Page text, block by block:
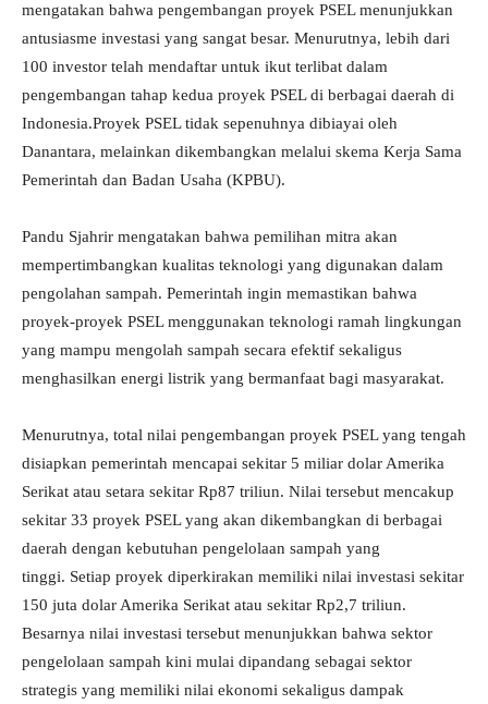
mengatakan bahwa pengembangan proyek PSEL menunjukkan
antusiasme investasi yang sangat besar. Menurutnya, lebih dari
100 investor telah mendaftar untuk ikut terlibat dalam
pengembangan tahap kedua proyek PSEL di berbagai daerah di
Indonesia.Proyek PSEL tidak sepenuhnya dibiayai oleh
Danantara, melainkan dikembangkan melalui skema Kerja Sama
Pemerintah dan Badan Usaha (KPBU).
Pandu Sjahrir mengatakan bahwa pemilihan mitra akan
mempertimbangkan kualitas teknologi yang digunakan dalam
pengolahan sampah. Pemerintah ingin memastikan bahwa
proyek-proyek PSEL menggunakan teknologi ramah lingkungan
yang mampu mengolah sampah secara efektif sekaligus
menghasilkan energi listrik yang bermanfaat bagi masyarakat.
Menurutnya, total nilai pengembangan proyek PSEL yang tengah
disiapkan pemerintah mencapai sekitar 5 miliar dolar Amerika
Serikat atau setara sekitar Rp87 triliun. Nilai tersebut mencakup
sekitar 33 proyek PSEL yang akan dikembangkan di berbagai
daerah dengan kebutuhan pengelolaan sampah yang
tinggi. Setiap proyek diperkirakan memiliki nilai investasi sekitar
150 juta dolar Amerika Serikat atau sekitar Rp2,7 triliun.
Besarnya nilai investasi tersebut menunjukkan bahwa sektor
pengelolaan sampah kini mulai dipandang sebagai sektor
strategis yang memiliki nilai ekonomi sekaligus dampak